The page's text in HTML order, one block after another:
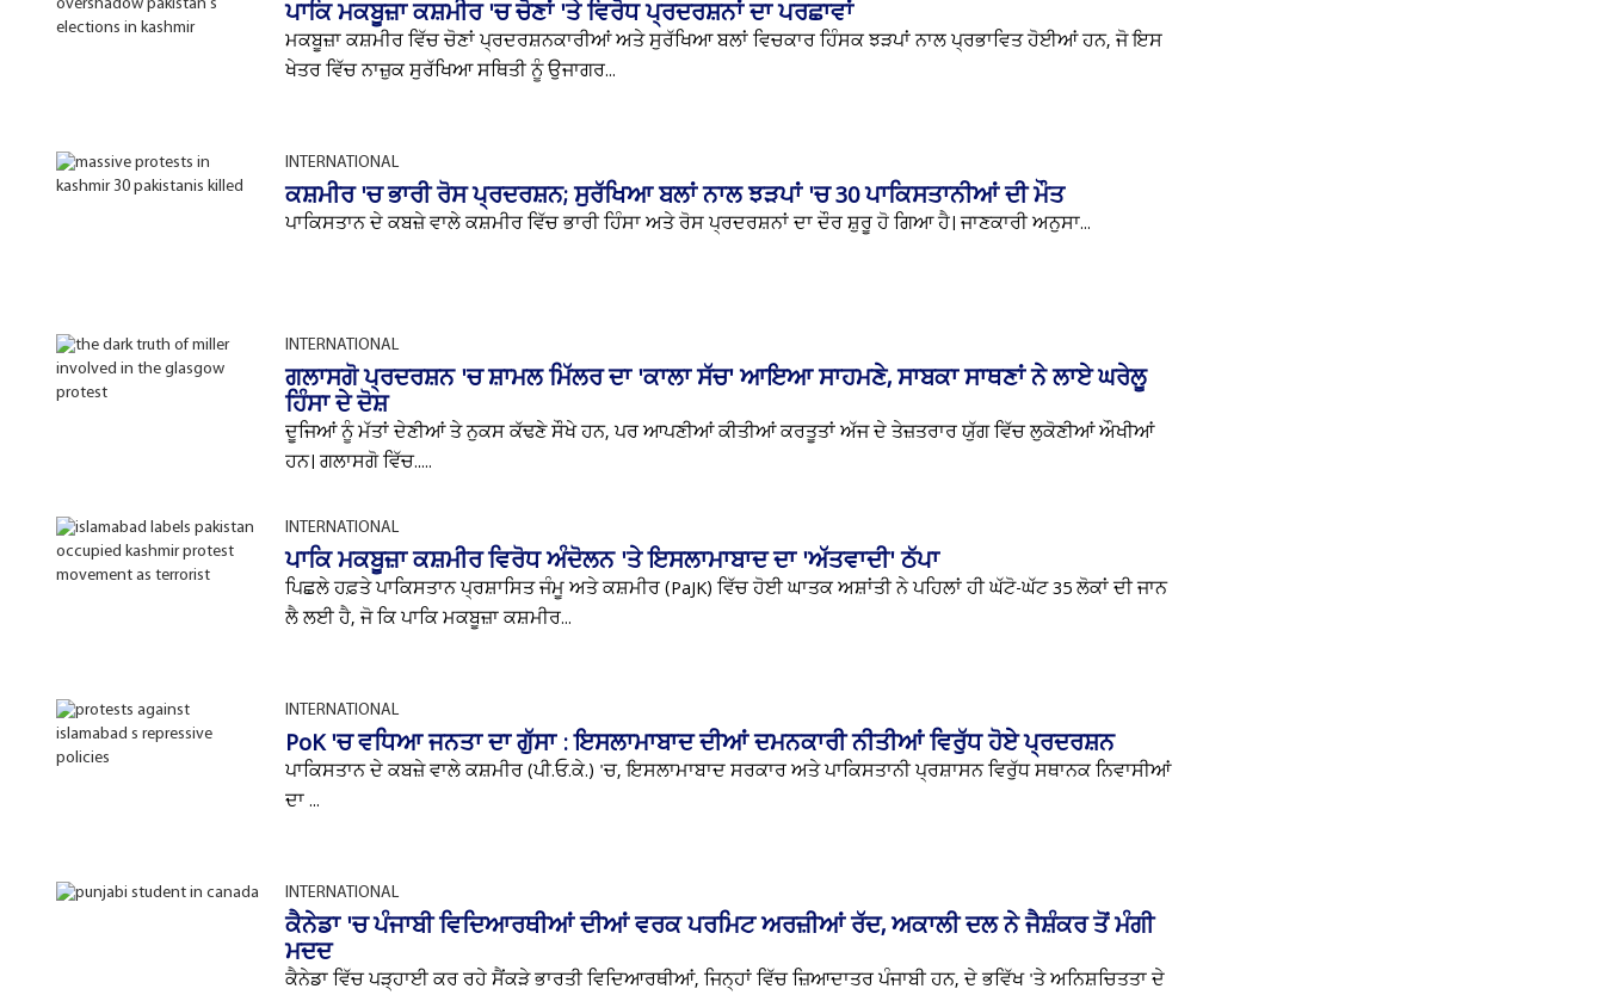
ਪਾਕਿ ਮਕਬੂਜ਼ਾ ਕਸ਼ਮੀਰ 'ਚ ਚੋਣਾਂ 'ਤੇ ਵਿਰੋਧ ਪ੍ਰਦਰਸ਼ਨਾਂ ਦਾ ਪਰਛਾਵਾਂ
ਮਕਬੂਜ਼ਾ ਕਸ਼ਮੀਰ ਵਿੱਚ ਚੋਣਾਂ ਪ੍ਰਦਰਸ਼ਨਕਾਰੀਆਂ ਅਤੇ ਸੁਰੱਖਿਆ ਬਲਾਂ ਵਿਚਕਾਰ ਹਿੰਸਕ ਝੜਪਾਂ ਨਾਲ ਪ੍ਰਭਾਵਿਤ ਹੋਈਆਂ ਹਨ, ਜੋ ਇਸ
ਖੇਤਰ ਵਿੱਚ ਨਾਜ਼ੁਕ ਸੁਰੱਖਿਆ ਸਥਿਤੀ ਨੂੰ ਉਜਾਗਰ...
INTERNATIONAL
ਕਸ਼ਮੀਰ 'ਚ ਭਾਰੀ ਰੋਸ ਪ੍ਰਦਰਸ਼ਨ; ਸੁਰੱਖਿਆ ਬਲਾਂ ਨਾਲ ਝੜਪਾਂ 'ਚ 30 ਪਾਕਿਸਤਾਨੀਆਂ ਦੀ ਮੌਤ
ਪਾਕਿਸਤਾਨ ਦੇ ਕਬਜ਼ੇ ਵਾਲੇ ਕਸ਼ਮੀਰ ਵਿੱਚ ਭਾਰੀ ਹਿੰਸਾ ਅਤੇ ਰੋਸ ਪ੍ਰਦਰਸ਼ਨਾਂ ਦਾ ਦੌਰ ਸ਼ੁਰੂ ਹੋ ਗਿਆ ਹੈ। ਜਾਣਕਾਰੀ ਅਨੁਸਾ...
INTERNATIONAL
ਗਲਾਸਗੋ ਪ੍ਰਦਰਸ਼ਨ 'ਚ ਸ਼ਾਮਲ ਮਿੱਲਰ ਦਾ 'ਕਾਲਾ ਸੱਚ' ਆਇਆ ਸਾਹਮਣੇ, ਸਾਬਕਾ ਸਾਥਣਾਂ ਨੇ ਲਾਏ ਘਰੇਲੂ
ਹਿੰਸਾ ਦੇ ਦੋਸ਼
ਦੂਜਿਆਂ ਨੂੰ ਮੱਤਾਂ ਦੇਣੀਆਂ ਤੇ ਨੁਕਸ ਕੱਢਣੇ ਸੌਖੇ ਹਨ, ਪਰ ਆਪਣੀਆਂ ਕੀਤੀਆਂ ਕਰਤੂਤਾਂ ਅੱਜ ਦੇ ਤੇਜ਼ਤਰਾਰ ਯੁੱਗ ਵਿੱਚ ਲੁਕੋਣੀਆਂ ਔਖੀਆਂ
ਹਨ। ਗਲਾਸਗੋ ਵਿੱਚ.....
INTERNATIONAL
ਪਾਕਿ ਮਕਬੂਜ਼ਾ ਕਸ਼ਮੀਰ ਵਿਰੋਧ ਅੰਦੋਲਨ 'ਤੇ ਇਸਲਾਮਾਬਾਦ ਦਾ 'ਅੱਤਵਾਦੀ' ਠੱਪਾ
ਪਿਛਲੇ ਹਫ਼ਤੇ ਪਾਕਿਸਤਾਨ ਪ੍ਰਸ਼ਾਸਿਤ ਜੰਮੂ ਅਤੇ ਕਸ਼ਮੀਰ (PaJK) ਵਿੱਚ ਹੋਈ ਘਾਤਕ ਅਸ਼ਾਂਤੀ ਨੇ ਪਹਿਲਾਂ ਹੀ ਘੱਟੋ-ਘੱਟ 35 ਲੋਕਾਂ ਦੀ ਜਾਨ
ਲੈ ਲਈ ਹੈ, ਜੋ ਕਿ ਪਾਕਿ ਮਕਬੂਜ਼ਾ ਕਸ਼ਮੀਰ...
INTERNATIONAL
PoK 'ਚ ਵਧਿਆ ਜਨਤਾ ਦਾ ਗੁੱਸਾ : ਇਸਲਾਮਾਬਾਦ ਦੀਆਂ ਦਮਨਕਾਰੀ ਨੀਤੀਆਂ ਵਿਰੁੱਧ ਹੋਏ ਪ੍ਰਦਰਸ਼ਨ
ਪਾਕਿਸਤਾਨ ਦੇ ਕਬਜ਼ੇ ਵਾਲੇ ਕਸ਼ਮੀਰ (ਪੀ.ਓ.ਕੇ.) 'ਚ, ਇਸਲਾਮਾਬਾਦ ਸਰਕਾਰ ਅਤੇ ਪਾਕਿਸਤਾਨੀ ਪ੍ਰਸ਼ਾਸਨ ਵਿਰੁੱਧ ਸਥਾਨਕ ਨਿਵਾਸੀਆਂ
ਦਾ ...
INTERNATIONAL
ਕੈਨੇਡਾ 'ਚ ਪੰਜਾਬੀ ਵਿਦਿਆਰਥੀਆਂ ਦੀਆਂ ਵਰਕ ਪਰਮਿਟ ਅਰਜ਼ੀਆਂ ਰੱਦ, ਅਕਾਲੀ ਦਲ ਨੇ ਜੈਸ਼ੰਕਰ ਤੋਂ ਮੰਗੀ
ਮਦਦ
ਕੈਨੇਡਾ ਵਿੱਚ ਪੜ੍ਹਾਈ ਕਰ ਰਹੇ ਸੈਂਕੜੇ ਭਾਰਤੀ ਵਿਦਿਆਰਥੀਆਂ, ਜਿਨ੍ਹਾਂ ਵਿੱਚ ਜ਼ਿਆਦਾਤਰ ਪੰਜਾਬੀ ਹਨ, ਦੇ ਭਵਿੱਖ 'ਤੇ ਅਨਿਸ਼ਚਿਤਤਾ ਦੇ